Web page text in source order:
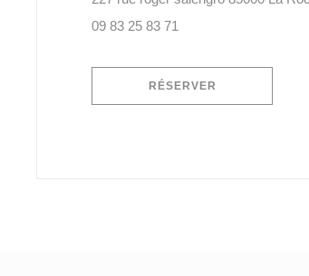
09 83 25 83 71
RÉSERVER